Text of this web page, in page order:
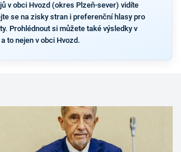
v obci Hvozd (okres Plzeň-sever) vidíte
se na zisky stran i preferenční hlasy pro
Prohlédnout si můžete také výsledky v
to nejen v obci Hvozd.